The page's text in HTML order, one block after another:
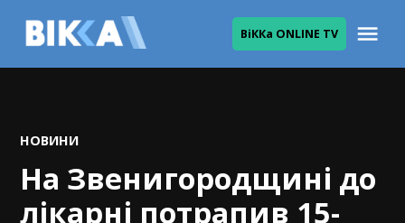
ВіККа ONLINE TV
POSTED
НОВИНИ
На Звенигородщині до
лікарні потрапив 15-